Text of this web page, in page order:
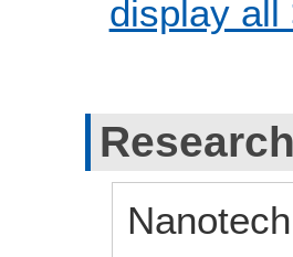
display all